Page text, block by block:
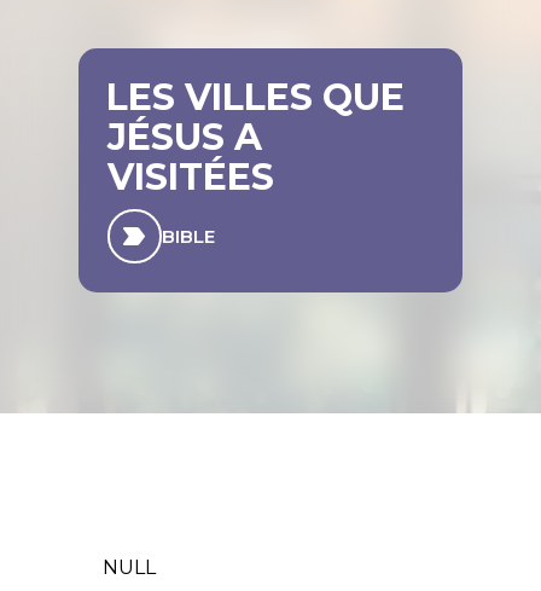
LES VILLES QUE
JÉSUS A
VISITÉES
BIBLE
NULL